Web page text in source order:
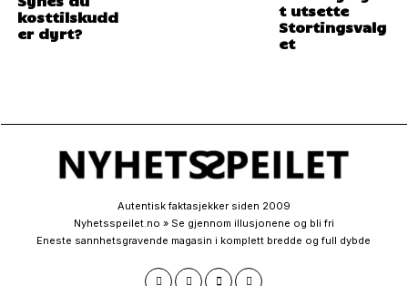
kosttilskudd
er dyrt?
t utsette
Stortingsvalg
et
Autentisk faktasjekker siden 2009
Nyhetsspeilet.no » Se gjennom illusjonene og bli fri
Eneste sannhetsgravende magasin i komplett bredde og full dybde